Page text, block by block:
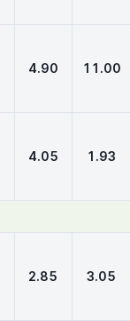
4.90 11.00
4.05 1.93
2.85 3.05